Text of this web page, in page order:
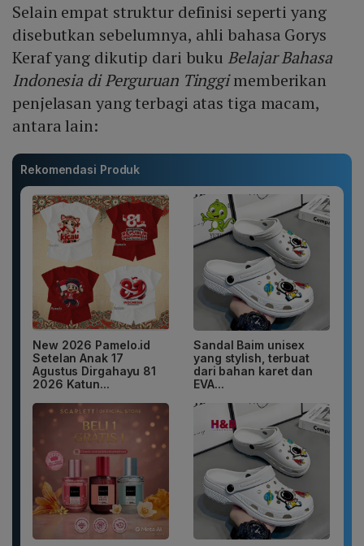
Selain empat struktur definisi seperti yang
disebutkan sebelumnya, ahli bahasa Gorys
Keraf yang dikutip dari buku Belajar Bahasa
Indonesia di Perguruan Tinggimemberikan
penjelasan yang terbagi atas tiga macam,
antara lain:
Rekomendasi Produk
New 2026 Pamelo.id
Setelan Anak 17
Agustus Dirgahayu 81
2026 Katun...
Sandal Baim unisex
yang stylish, terbuat
dari bahan karet dan
EVA...